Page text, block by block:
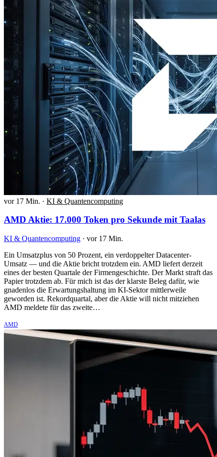
vor 17 Min. · KI & Quantencomputing
AMD Aktie: 17.000 Token pro Sekunde mit Taalas
KI & Quantencomputing · vor 17 Min.
Ein Umsatzplus von 50 Prozent, ein verdoppelter Datacenter-
Umsatz — und die Aktie bricht trotzdem ein. AMD liefert derzeit
eines der besten Quartale der Firmengeschichte. Der Markt straft das
Papier trotzdem ab. Für mich ist das der klarste Beleg dafür, wie
gnadenlos die Erwartungshaltung im KI-Sektor mittlerweile
geworden ist. Rekordquartal, aber die Aktie will nicht mitziehen
AMD meldete für das zweite…
AMD